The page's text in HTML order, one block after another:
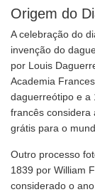
Origem do
A celebração do
invenção do
por Louis
Academia
daguerreótipo e a
francês considera
grátis para o
Outro processo
1839 por William
considerado o